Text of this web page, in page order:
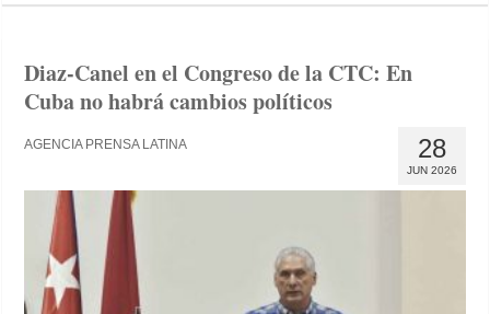
Diaz-Canel en el Congreso de la CTC: En
Cuba no habrá cambios políticos
28
JUN 2026
AGENCIA PRENSA LATINA